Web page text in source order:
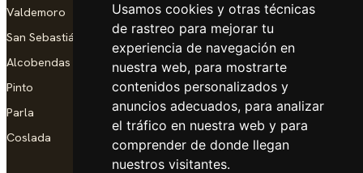
Usamos cookies y otras técnicas
de rastreo para mejorar tu
experiencia de navegación en
nuestra web, para mostrarte
contenidos personalizados y
anuncios adecuados, para analizar
el tráfico en nuestra web y para
comprender de donde llegan
nuestros visitantes.
Valdemoro
San Sebastián de los Reyes
Alcobendas
Pinto
Parla
Coslada